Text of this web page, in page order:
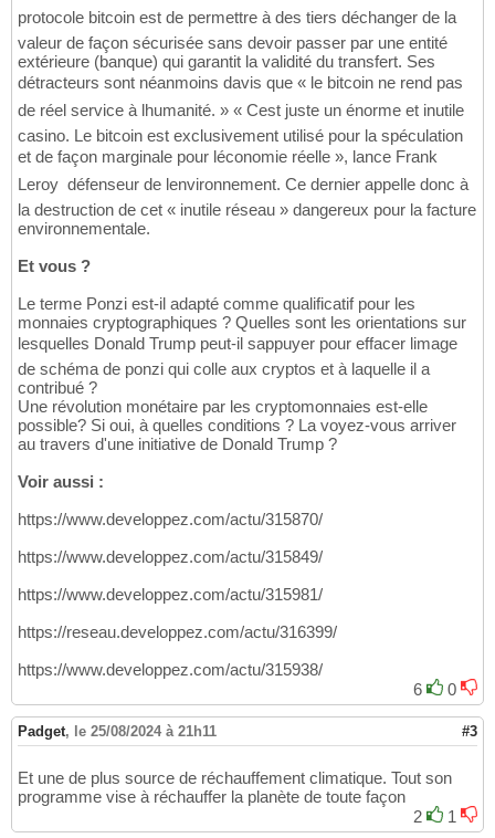
protocole bitcoin est de permettre à des tiers déchanger de la
valeur de façon sécurisée sans devoir passer par une entité
extérieure (banque) qui garantit la validité du transfert. Ses
détracteurs sont néanmoins davis que « le bitcoin ne rend pas
de réel service à lhumanité. » « Cest juste un énorme et inutile
casino. Le bitcoin est exclusivement utilisé pour la spéculation
et de façon marginale pour léconomie réelle », lance Frank
Leroy  défenseur de lenvironnement. Ce dernier appelle donc à
la destruction de cet « inutile réseau » dangereux pour la facture
environnementale.
Et vous ?
Le terme Ponzi est-il adapté comme qualificatif pour les
monnaies cryptographiques ? Quelles sont les orientations sur
lesquelles Donald Trump peut-il sappuyer pour effacer limage
de schéma de ponzi qui colle aux cryptos et à laquelle il a
contribué ?
Une révolution monétaire par les cryptomonnaies est-elle
possible? Si oui, à quelles conditions ? La voyez-vous arriver
au travers d'une initiative de Donald Trump ?
Voir aussi :
https://www.developpez.com/actu/315870/
https://www.developpez.com/actu/315849/
https://www.developpez.com/actu/315981/
https://reseau.developpez.com/actu/316399/
https://www.developpez.com/actu/315938/
6
0
Padget, le 25/08/2024 à 21h11 #3
Et une de plus source de réchauffement climatique. Tout son
programme vise à réchauffer la planète de toute façon
2
1